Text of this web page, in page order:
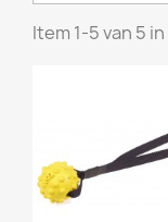
Item 1-5 van 5